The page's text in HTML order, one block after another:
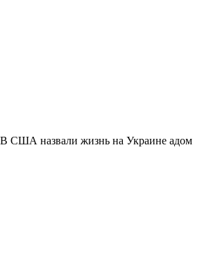
В США назвали жизнь на Украине адом